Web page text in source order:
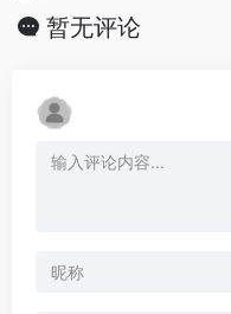
暂无评论